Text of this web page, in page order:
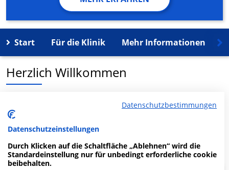
Start Für die Klinik Mehr Informationen
Herzlich Willkommen
MVZ Lohfelden Poly med. GmbH in der Lange Str. 53 ist
ein medizinisches Versorgungszentrum in Lohfelden.
Mehr Informationen
Datenschutzbestimmungen
Datenschutzeinstellungen
Durch Klicken auf die Schaltfläche „Ablehnen“ wird die
Standardeinstellung nur für unbedingt erforderliche cookie
beibehalten.